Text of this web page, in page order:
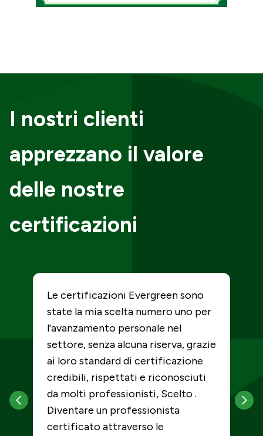
I nostri clienti
apprezzano il valore
delle nostre
certificazioni
Le certificazioni Evergreen sono
state la mia scelta numero uno per
l'avanzamento personale nel
settore, senza alcuna riserva, grazie
ai loro standard di certificazione
credibili, rispettati e riconosciuti
da molti professionisti, Scelto .
Diventare un professionista
certificato attraverso le